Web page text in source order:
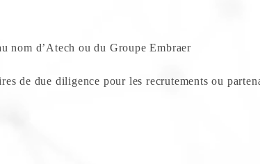
nom d’Atech ou du Groupe Embraer
de due diligence pour les recrutements ou